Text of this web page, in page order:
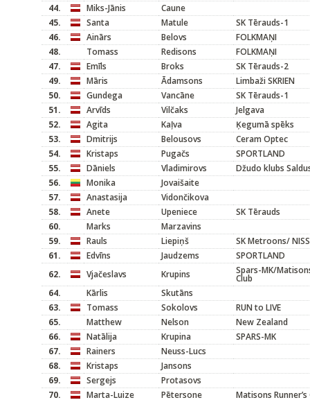
44.
Miks-Jānis
Caune
45.
Santa Matule
SK Tērauds-1
46.
Ainārs Belovs
FOLKMAŅI
48.
Tomass Redisons
FOLKMAŅI
47.
Emīls Broks
SK Tērauds-2
49.
Māris Ādamsons
Limbaži SKRIEN
50.
Gundega Vancāne
SK Tērauds-1
51.
Arvīds Vilčaks
Jelgava
52.
Agita Kaļva
Ķegumā spēks
53.
Dmitrijs Belousovs
Ceram Optec
54.
Kristaps Pugačs
SPORTLAND
55.
Dāniels Vladimirovs
Džudo klubs
56.
Monika
Jovaišaite
57.
Anastasija
Vidončikova
58.
Anete Upeniece
SK Tērauds
60.
Marks
Marzavins
59.
Rauls Liepiņš
SK Metroons/
61.
Edvīns Jaudzems
SPORTLAND
62.
Vjačeslavs Krupins Spars-MK/
Club
64.
Kārlis
Skutāns
63.
Tomass Sokolovs
RUN to LIVE
65.
Matthew Nelson
New Zealand
66.
Natālija Krupina
SPARS-MK
67.
Rainers
Neuss-Lucs
68.
Kristaps
Jansons
69.
Sergejs
Protasovs
70.
Marta-Luize Pētersone
Matisons Runner’s